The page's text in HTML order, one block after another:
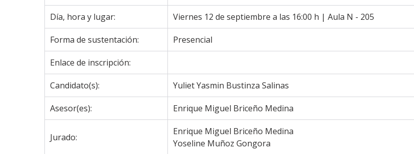
Día, hora y lugar: Viernes 12 de septiembre a las 16:00 h | Aula N - 205
Forma de sustentación: Presencial
Enlace de inscripción:
Candidato(s): Yuliet Yasmin Bustinza Salinas
Asesor(es): Enrique Miguel Briceño Medina
Jurado:
Enrique Miguel Briceño Medina
Yoseline Muñoz Gongora